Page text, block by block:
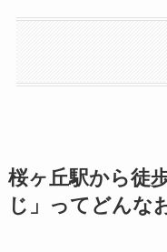
桜ヶ丘駅から徒
じ」ってどんな